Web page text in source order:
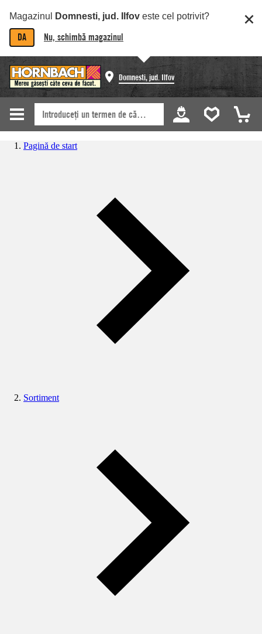
Magazinul Domnesti, jud. Ilfov este cel potrivit?
DA Nu, schimbă magazinul
Domnesti, jud. Ilfov
Pagină de start
Sortiment